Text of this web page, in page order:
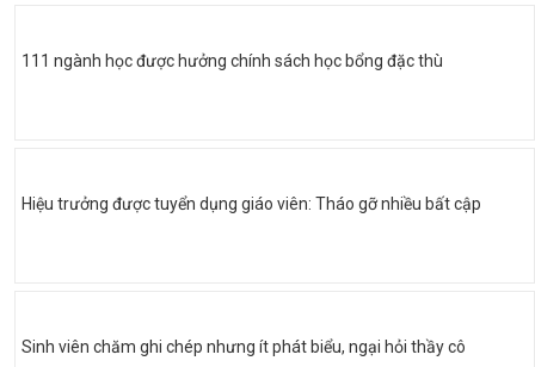
111 ngành học được hưởng chính sách học bổng đặc thù
Hiệu trưởng được tuyển dụng giáo viên: Tháo gỡ nhiều bất cập
Sinh viên chăm ghi chép nhưng ít phát biểu, ngại hỏi thầy cô